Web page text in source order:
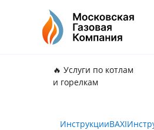
🔥 Услуги по котлам
и горелкам
ИнструкцииBAXI